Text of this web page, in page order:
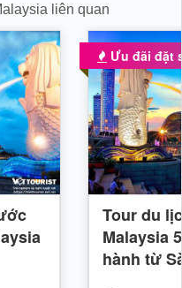
liên quan
Ưu đãi đặt
Tour du
Malaysia
hành từ